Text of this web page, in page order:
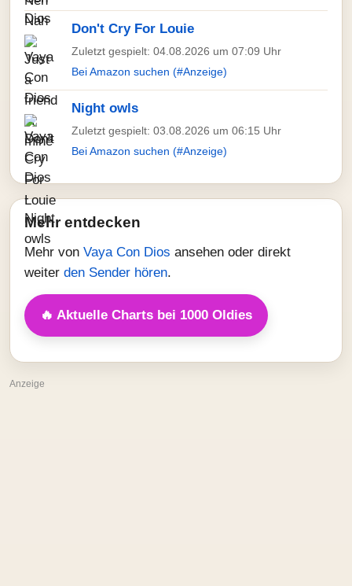
Don't Cry For Louie
Zuletzt gespielt: 04.08.2026 um 07:09 Uhr
Bei Amazon suchen (#Anzeige)
Night owls
Zuletzt gespielt: 03.08.2026 um 06:15 Uhr
Bei Amazon suchen (#Anzeige)
Mehr entdecken
Mehr von Vaya Con Dios ansehen oder direkt
weiter den Sender hören.
🔥 Aktuelle Charts bei 1000 Oldies
Anzeige